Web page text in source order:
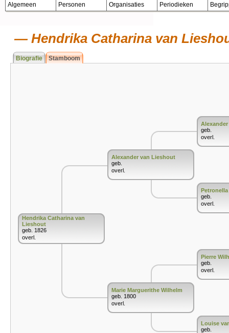
Algemeen Personen Organisaties Periodieken
Hendrika Catharina van
Biografie Stamboom
Hendrika Catharina van
Lieshout
geb. 1826
overl.
Alexander van Lieshout
geb.
overl.
Marie Marguerithe Wilhelm
geb. 1800
overl.
geb.
overl.
geb.
overl.
Pierre
geb.
overl.
Louise
geb.